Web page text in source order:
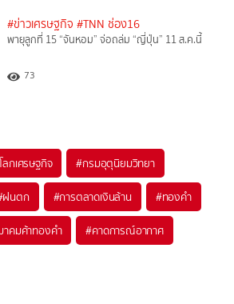
#ข่าวเศรษฐกิจ #TNN ช่อง16
พายุลูกที่ 15 “จันหอม” จ่อถล่ม “ญี่ปุ่น” 11 ส.ค.นี้
73
ลกเศรษฐกิจ #กรมอุตุนิยมวิทยา
ฝนตก #การตลาดเงินล้าน #ทองคำ
าคมค้าทองคำ #คาดการณ์อากาศ